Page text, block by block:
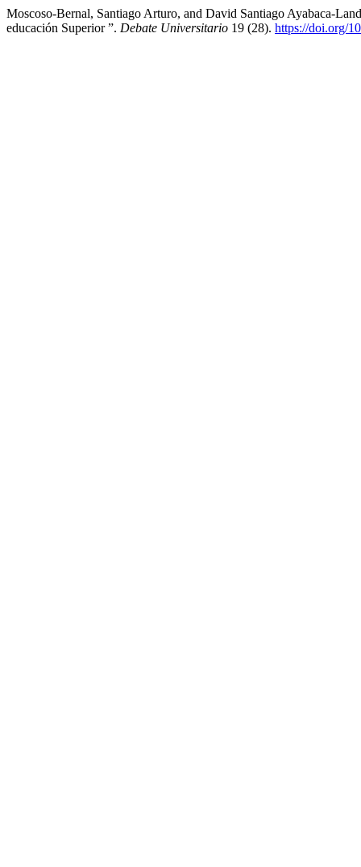
Moscoso-Bernal, Santiago Arturo, and David Santiago Ayabaca-
educación Superior ”. Debate Universitario 19 (28). https://doi.org/